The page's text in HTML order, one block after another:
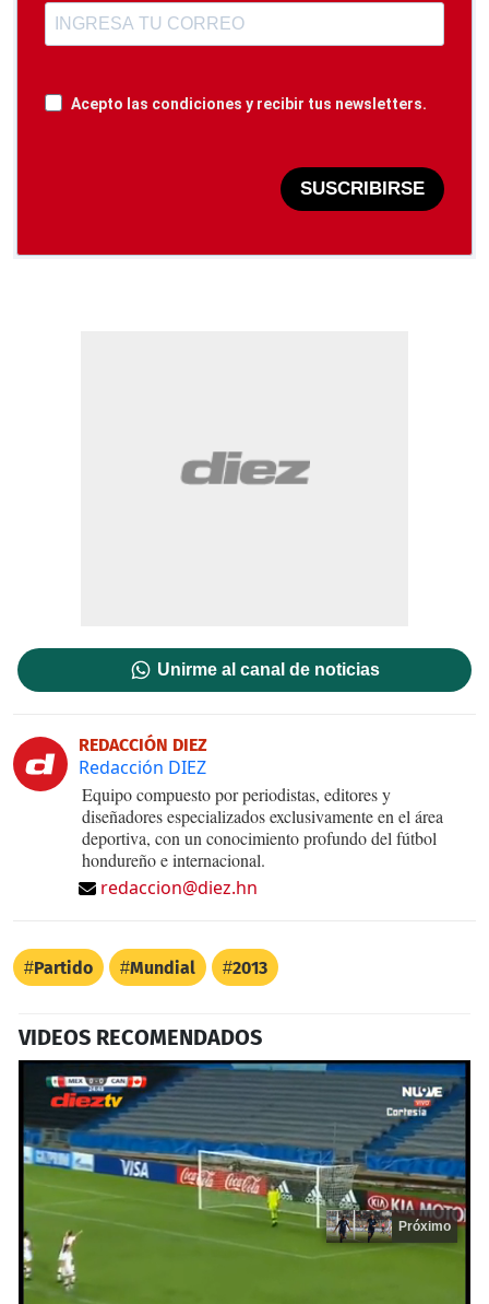
Acepto las condiciones y recibir tus newsletters.
SUSCRIBIRSE
Unirme al canal de noticias
REDACCIÓN DIEZ
Redacción DIEZ
Equipo compuesto por periodistas, editores y
diseñadores especializados exclusivamente en el área
deportiva, con un conocimiento profundo del fútbol
hondureño e internacional.
redaccion@diez.hn
Partido Mundial 2013
VIDEOS RECOMENDADOS
Próximo